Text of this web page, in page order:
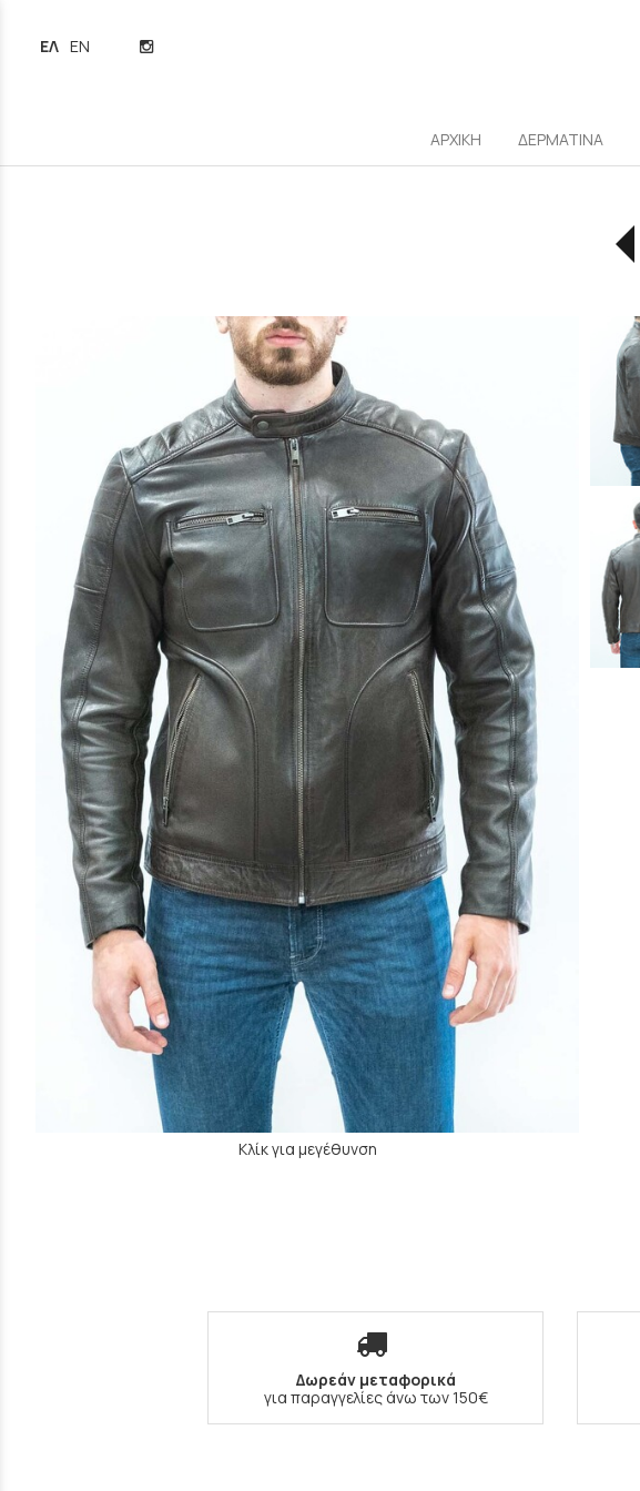
ΕΛΛΗΝΙΚΆ
ENGLISH
ΑΡΧΙΚΗ ΔΕΡΜΑΤΙΝΑ
Κλίκ για μεγέθυνση
Δωρεάν μεταφορικά
για παραγγελίες άνω των 150€